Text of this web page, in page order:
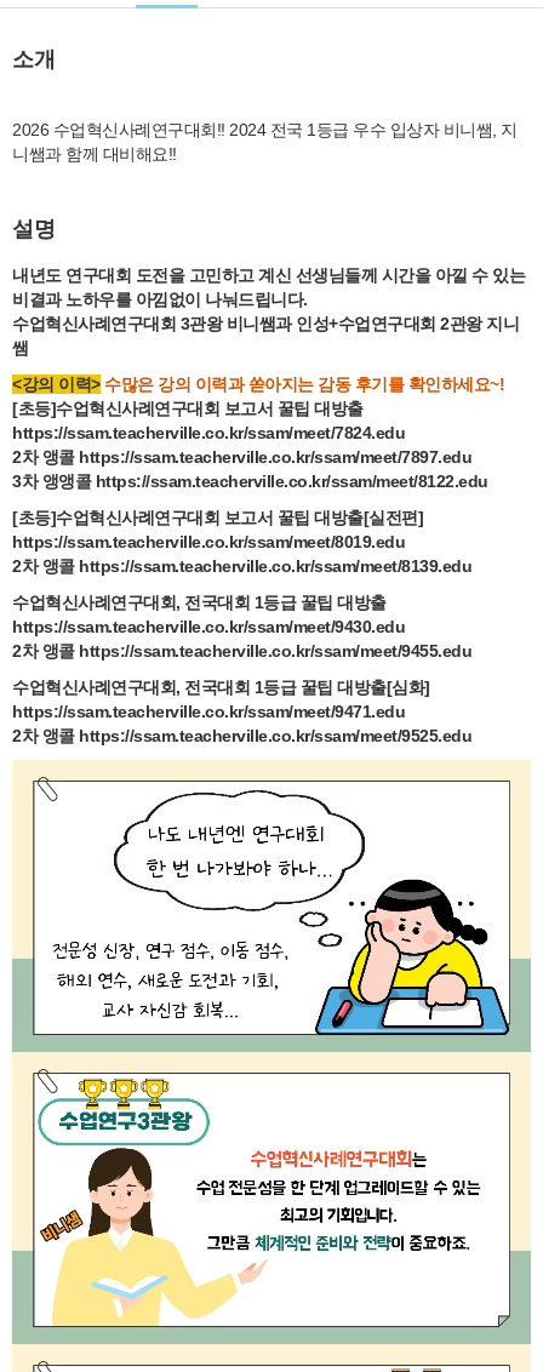
소개
2026 수업혁신사례연구대회!! 2024 전국 1등급 우수 입상자 비니쌤, 지
설명
내년도 연구대회 도전을 고민하고 계신 선생님들께 시간을 아낄 수 있는
비결과 노하우를 아낌없이 나눠드립니다.
수업혁신사례연구대회 3관왕 비니쌤과 인성+수업연구대회 2관왕 지니
쌤
<강의 이력> 수많은 강의 이력과 쏟아지는 감동 후기를 확인하세요~!
[초등]수업혁신사례연구대회 보고서 꿀팁 대방출
https://ssam.teacherville.co.kr/ssam/meet/7824.edu
2차 앵콜 https://ssam.teacherville.co.kr/ssam/meet/7897.edu
3차 앵앵콜 https://ssam.teacherville.co.kr/ssam/meet/8122.edu
[초등]수업혁신사례연구대회 보고서 꿀팁 대방출[실전편]
https://ssam.teacherville.co.kr/ssam/meet/8019.edu
2차 앵콜 https://ssam.teacherville.co.kr/ssam/meet/8139.edu
수업혁신사례연구대회, 전국대회 1등급 꿀팁 대방출
https://ssam.teacherville.co.kr/ssam/meet/9430.edu
2차 앵콜 https://ssam.teacherville.co.kr/ssam/meet/9455.edu
수업혁신사례연구대회, 전국대회 1등급 꿀팁 대방출[심화]
https://ssam.teacherville.co.kr/ssam/meet/9471.edu
2차 앵콜 https://ssam.teacherville.co.kr/ssam/meet/9525.edu